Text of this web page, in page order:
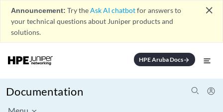
Announcement: Try theAsk AI chatbotfor answers to
your technical questions about Juniper products and
solutions.
close
HPE Aruba Docsarrow_forward
Documentation